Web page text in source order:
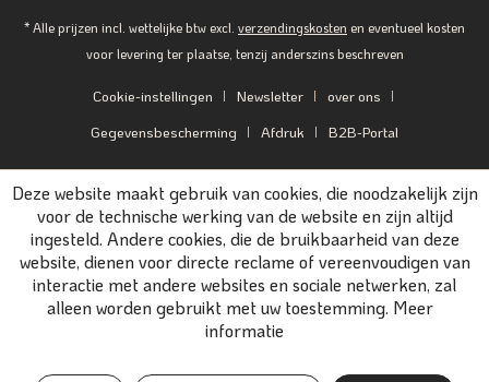
* Alle prijzen incl. wettelijke btw excl. verzendingskosten en eventueel kosten
voor levering ter plaatse, tenzij anderszins beschreven
Cookie-instellingen Newsletter
over ons
Gegevensbescherming
Afdruk B2B-Portal
Deze website maakt gebruik van cookies, die noodzakelijk zijn
voor de technische werking van de website en zijn altijd
ingesteld. Andere cookies, die de bruikbaarheid van deze
website, dienen voor directe reclame of vereenvoudigen van
interactie met andere websites en sociale netwerken, zal
alleen worden gebruikt met uw toestemming. Meer
informatie